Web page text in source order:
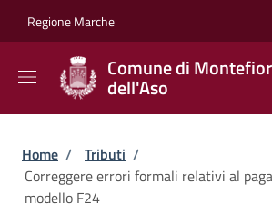
Regione Marche
Comune di
dell'Aso
Briciole di pane
Home / Tributi /
Correggere errori formali relativi al
modello F24